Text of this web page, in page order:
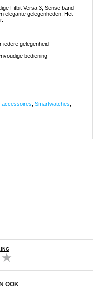
Fitbit Versa 3, Sense band
elegante gelegenheden. Het
iedere gelegenheid
bediening
accessoires Smartwatches
OOK